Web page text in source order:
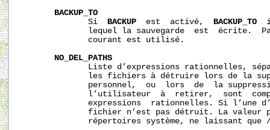
BACKUP_TO
              Si
BACKUP
  est  activé,
BACKUP_TO
lequel la sauvegarde  est  écrite.
              courant est utilisé.
NO_DEL_PATHS
Liste d’expressions rationnelles,
les fichiers à détruire lors de la
personnel,  ou  lors  de  la
l’utilisateur  à  retirer,  sont
expressions  rationnelles. Si l’une
fichier n’est pas détruit. La valeur
répertoires système, ne laissant que